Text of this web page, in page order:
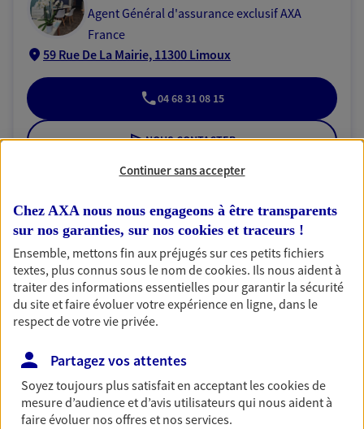
Agent Général d'assurance exclusif AXA
France
59 Rue De La Mairie, 11300 Limoux
04 68 31 08 15
NOUS CONTACTER
VOIR NOTRE SITE WEB
N° Orias * (orias.fr) : 07013747
Sophie Peille
Conseiller AXA Epargne et Protection
11300 Limoux
07 82 52 64 94
Continuer sans accepter
Chez AXA nous nous engageons à être transparents
sur nos garanties, sur nos cookies et traceurs !
Ensemble, mettons fin aux préjugés sur ces petits fichiers
textes, plus connus sous le nom decookies. Ils nous aident à
traiter des informations essentielles pour garantir la sécurité
du site et faire évoluer votre expérience en ligne, dans le
respect de votre vie privée.
Partagez vos attentes
Soyez toujours plus satisfait en acceptant lescookiesde
mesure d’audience et d’avis utilisateurs qui nous aident à
faire évoluer nos offres et nos services.